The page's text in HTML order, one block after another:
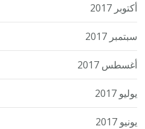
أكتوبر 2017
سبتمبر 2017
أغسطس 2017
يوليو 2017
يونيو 2017